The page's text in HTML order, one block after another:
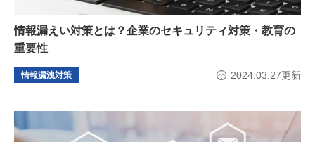
情報漏えい対策とは？企業のセキュリティ対策・教育の
重要性
情報漏洩対策 2024.03.27更新